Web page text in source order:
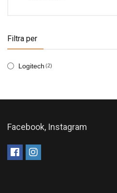
Filtra per
Logitech (2)
Facebook, Instagram